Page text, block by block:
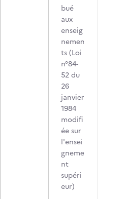
bué
aux
enseig
nemen
ts (Loi
n°84-
52 du
26
janvier
1984
modifi
ée sur
l'ensei
gneme
nt
supéri
eur)